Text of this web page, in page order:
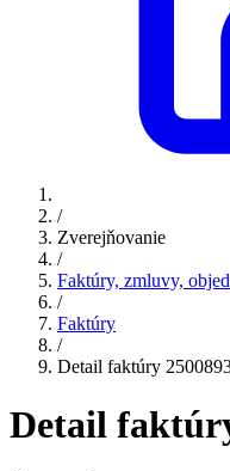
/
Zverejňovanie
/
Faktúry, zmluvy,
/
Faktúry
/
Detail faktúry
Detail